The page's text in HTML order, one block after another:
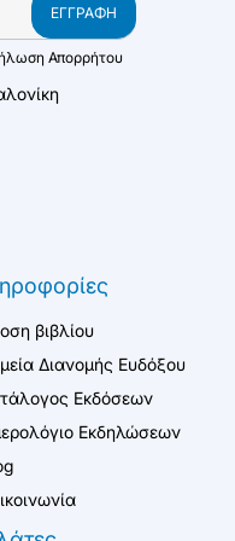
ΕΓΓΡΑΦΉ
Απορρήτου
βιβλίου
Διανομής Ευδόξου
Εκδόσεων
Εκδηλώσεων